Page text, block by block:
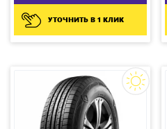
УТОЧНИТЬ В 1 КЛИК